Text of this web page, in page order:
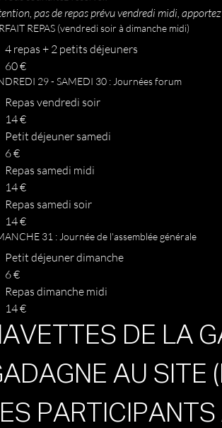
pas de repas prévu vendredi midi,
REPAS (vendredi soir à dimanche midi)
4 repas + 2 petits déjeuners
60 €
29 - SAMEDI 30 : Journées forum
Repas vendredi soir
14 €
Petit déjeuner samedi
6 €
Repas samedi midi
14 €
Repas samedi soir
14 €
31 : Journée de l'assemblée générale
Petit déjeuner dimanche
6 €
Repas dimanche midi
14 €
DE LA
AU SITE
PARTICIPANTS